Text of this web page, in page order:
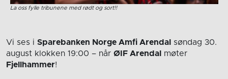
La oss fylle tribunene med rødt og sort!!
Vi ses i Sparebanken Norge Amfi Arendal
søndag 30.
august klokken 19:00 – når ØIF Arendal
møter
Fjellhammer!